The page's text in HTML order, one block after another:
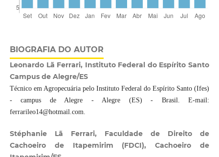
BIOGRAFIA DO AUTOR
Leonardo Lã Ferrari, Instituto Federal do Espírito Santo
Campus de Alegre/ES
Técnico em Agropecuária pelo Instituto Federal do Espírito Santo (Ifes)
- campus de Alegre - Alegre (ES) - Brasil. E-mail:
ferrarileo14@hotmail.com.
Stéphanie Lã Ferrari, Faculdade de Direito de
Cachoeiro de Itapemirim (FDCI), Cachoeiro de